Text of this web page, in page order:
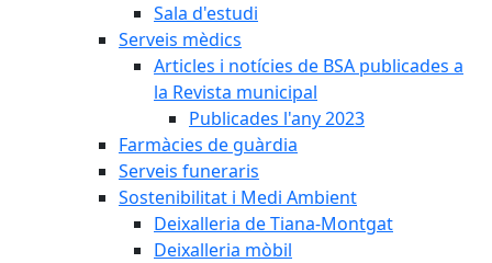
Sala d'estudi
Serveis mèdics
Articles i notícies de BSA publicades a
la Revista municipal
Publicades l'any 2023
Farmàcies de guàrdia
Serveis funeraris
Sostenibilitat i Medi Ambient
Deixalleria de Tiana-Montgat
Deixalleria mòbil